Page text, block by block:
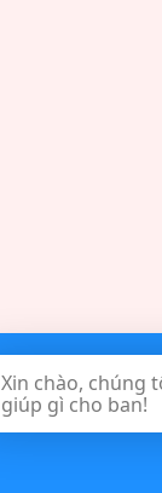
Xin chào, chúng
giúp gì cho ban!